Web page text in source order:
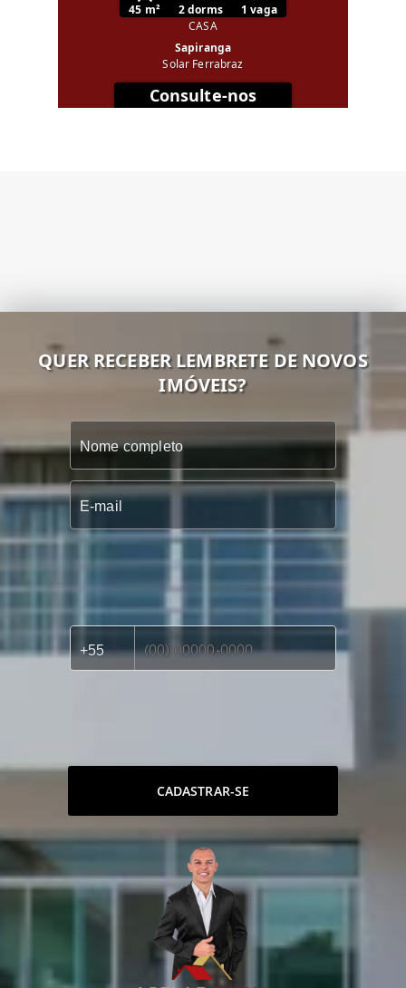
45 m² 2 dorms
1 vaga
CASA
Sapiranga
Solar Ferrabraz
Consulte-nos
QUER RECEBER LEMBRETE DE NOVOS
IMÓVEIS?
CADASTRAR-SE